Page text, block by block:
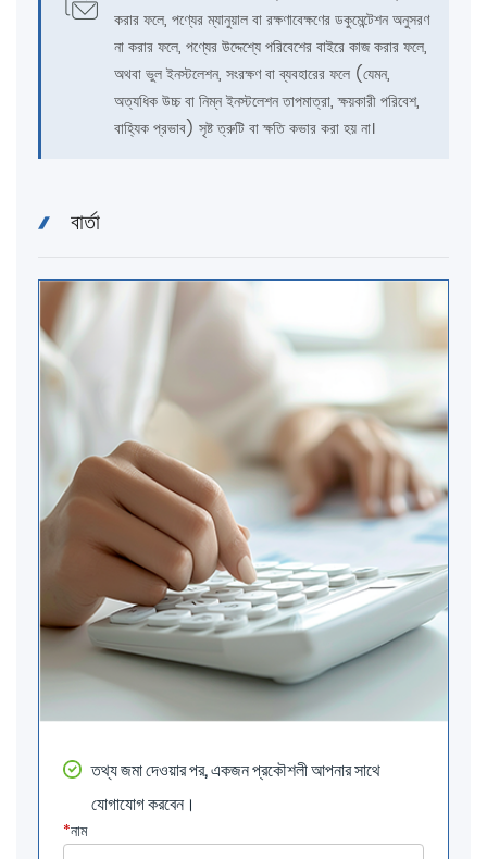
করার ফলে, পণ্যের ম্যানুয়াল বা রক্ষণাবেক্ষণের ডকুমেন্টেশন অনুসরণ
না করার ফলে, পণ্যের উদ্দেশ্যে পরিবেশের বাইরে কাজ করার ফলে,
অথবা ভুল ইনস্টলেশন, সংরক্ষণ বা ব্যবহারের ফলে (যেমন,
অত্যধিক উচ্চ বা নিম্ন ইনস্টলেশন তাপমাত্রা, ক্ষয়কারী পরিবেশ,
বাহ্যিক প্রভাব) সৃষ্ট ত্রুটি বা ক্ষতি কভার করা হয় না।
বার্তা
তথ্য জমা দেওয়ার পর, একজন প্রকৌশলী আপনার সাথে
যোগাযোগ করবেন।
*নাম